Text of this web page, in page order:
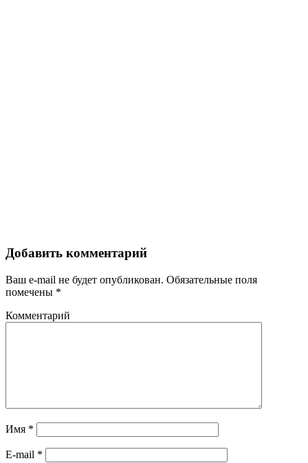
Добавить комментарий
Ваш e-mail не будет опубликован. Обязательные поля
помечены *
Комментарий
Имя *
E-mail *